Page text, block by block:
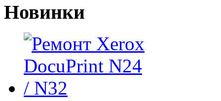
Новинки